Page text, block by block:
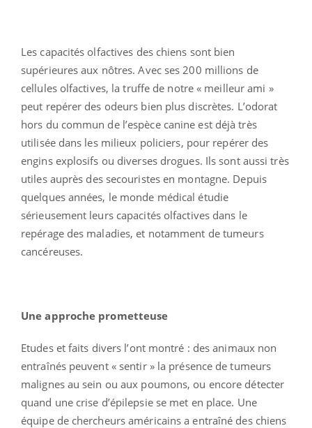
Les capacités olfactives des chiens sont bien
supérieures aux nôtres. Avec ses 200 millions de
cellules olfactives, la truffe de notre « meilleur ami »
peut repérer des odeurs bien plus discrètes. L’odorat
hors du commun de l’espèce canine est déjà très
utilisée dans les milieux policiers, pour repérer des
engins explosifs ou diverses drogues. Ils sont aussi très
utiles auprès des secouristes en montagne. Depuis
quelques années, le monde médical étudie
sérieusement leurs capacités olfactives dans le
repérage des maladies, et notamment de tumeurs
cancéreuses.
Une approche prometteuse
Etudes et faits divers l’ont montré : des animaux non
entraînés peuvent « sentir » la présence de tumeurs
malignes au sein ou aux poumons, ou encore détecter
quand une crise d’épilepsie se met en place. Une
équipe de chercheurs américains a entraîné des chiens